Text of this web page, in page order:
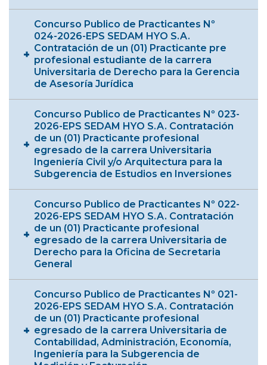
Concurso Publico de Practicantes Nº
024-2026-EPS SEDAM HYO S.A.
Contratación de un (01) Practicante pre
profesional estudiante de la carrera
Universitaria de Derecho para la Gerencia
de Asesoría Jurídica
Concurso Publico de Practicantes Nº 023-
2026-EPS SEDAM HYO S.A. Contratación
de un (01) Practicante profesional
egresado de la carrera Universitaria
Ingeniería Civil y/o Arquitectura para la
Subgerencia de Estudios en Inversiones
Concurso Publico de Practicantes Nº 022-
2026-EPS SEDAM HYO S.A. Contratación
de un (01) Practicante profesional
egresado de la carrera Universitaria de
Derecho para la Oficina de Secretaria
General
Concurso Publico de Practicantes Nº 021-
2026-EPS SEDAM HYO S.A. Contratación
de un (01) Practicante profesional
egresado de la carrera Universitaria de
Contabilidad, Administración, Economía,
Ingeniería para la Subgerencia de